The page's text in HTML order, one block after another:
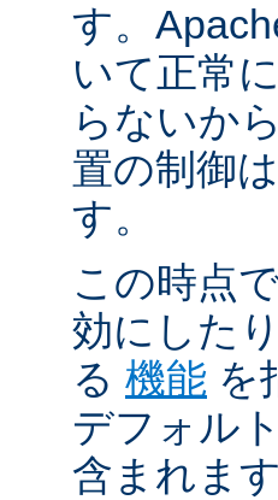
す。
いて正常
らないか
置の制御
す。
この時点で
効にした
る 機能 を
デフォル
含まれま